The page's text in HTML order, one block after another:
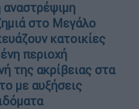
στο Μεγάλο
κατοικίες
περιοχή
της ακρίβειας στα
με αυξήσεις